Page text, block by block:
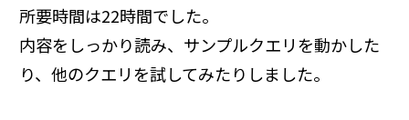
所要時間は22時間でした。
内容をしっかり読み、サンプルクエリを動かした
り、他のクエリを試してみたりしました。